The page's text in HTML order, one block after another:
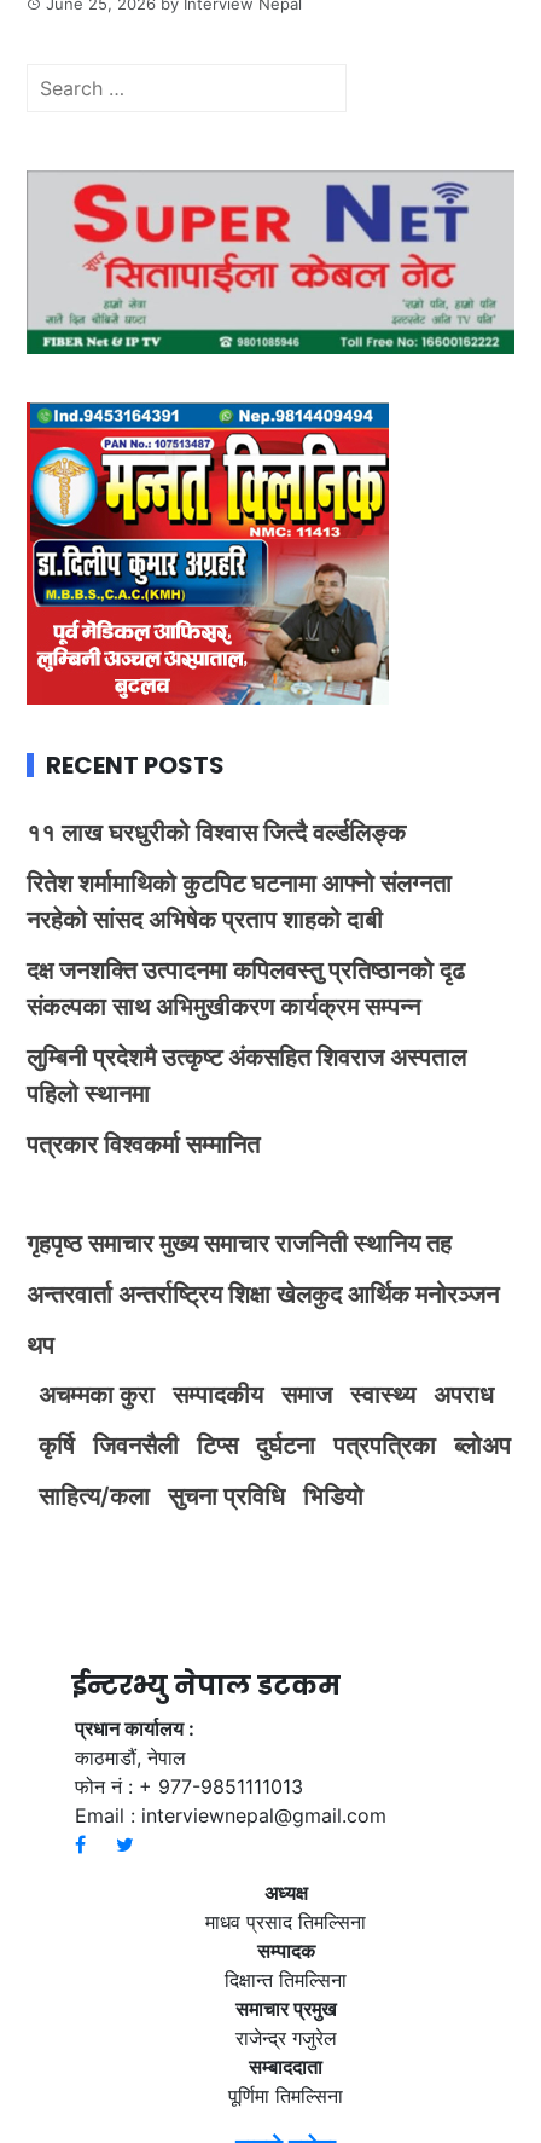
Search
RECENT POSTS
११ लाख घरधुरीको विश्वास जित्दै वर्ल्डलिङ्क
रितेश शर्मामाथिको कुटपिट घटनामा आफ्नो संलग्नता
नरहेको सांसद अभिषेक प्रताप शाहको दाबी
दक्ष जनशक्ति उत्पादनमा कपिलवस्तु प्रतिष्ठानको दृढ
संकल्पका साथ अभिमुखीकरण कार्यक्रम सम्पन्न
लुम्बिनी प्रदेशमै उत्कृष्ट अंकसहित शिवराज अस्पताल
पहिलो स्थानमा
पत्रकार विश्वकर्मा सम्मानित
गृहपृष्ठ समाचार मुख्य समाचार राजनिती स्थानिय तह
अन्तरवार्ता अन्तर्राष्ट्रिय शिक्षा खेलकुद आर्थिक मनोरञ्जन
थप
अचम्मका कुरा
सम्पादकीय समाज स्वास्थ्य
अपराध
कृर्षि
जिवनसैली टिप्स दुर्घटना पत्रपत्रिका
ब्लोअप
साहित्य/कला
सुचना प्रविधि भिडियाे
ईन्टरभ्यु नेपाल डटकम
प्रधान कार्यालय :
काठमाडौं, नेपाल
फोन नं : + 977-9851111013
Email : interviewnepal@gmail.com
अध्यक्ष
माधव प्रसाद तिमल्सिना
सम्पादक
दिक्षान्त तिमल्सिना
समाचार प्रमुख
राजेन्द्र गजुरेल
सम्बाददाता
पूर्णिमा तिमल्सिना